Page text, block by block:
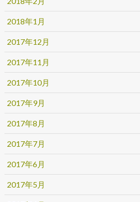
2018年1月
2017年12月
2017年11月
2017年10月
2017年9月
2017年8月
2017年7月
2017年6月
2017年5月